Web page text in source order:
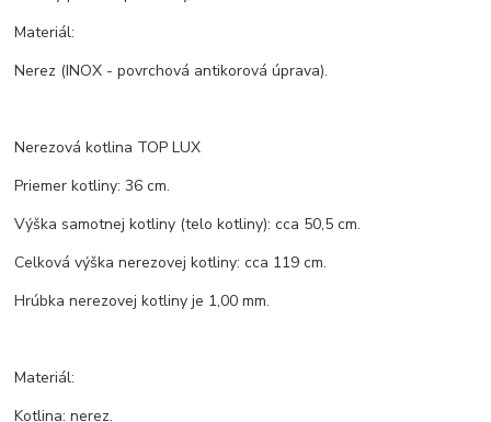
Materiál:
Nerez (INOX - povrchová antikorová úprava).
Nerezová kotlina TOP LUX
Priemer kotliny: 36 cm.
Výška samotnej kotliny (telo kotliny): cca 50,5 cm.
Celková výška nerezovej kotliny: cca 119 cm.
Hrúbka nerezovej kotliny je 1,00 mm.
Materiál:
Kotlina: nerez.